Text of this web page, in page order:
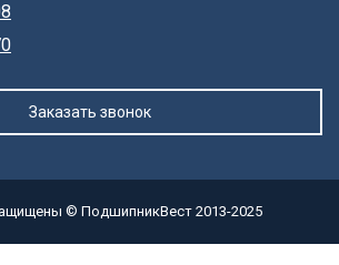
Заказать звонок
© ПодшипникВест 2013-2025